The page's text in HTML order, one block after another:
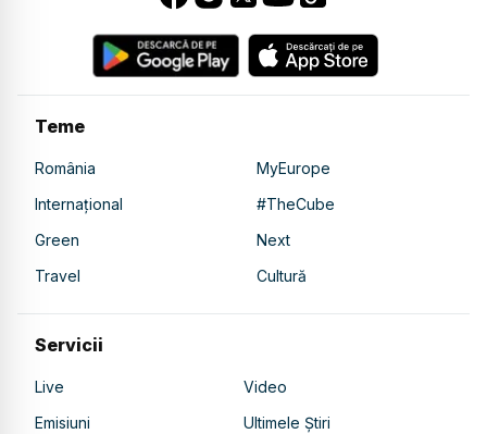
Teme
România
MyEurope
Internațional
#TheCube
Green
Next
Travel
Cultură
Servicii
Live
Video
Emisiuni
Ultimele Știri